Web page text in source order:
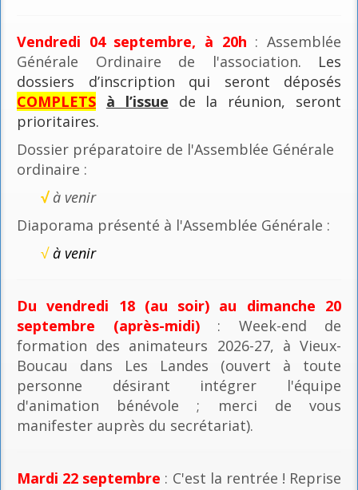
Vendredi 04 septembre, à 20h : Assemblée
Générale Ordinaire de l'association. Les
dossiers d’inscription qui seront déposés
COMPLETS à l’issue de la réunion, seront
prioritaires.
Dossier préparatoire de l'Assemblée Générale
ordinaire :
√ à venir
Diaporama présenté à l'Assemblée Générale :
√à venir
Du vendredi 18 (au soir) au dimanche 20
septembre (après-midi): Week-end de
formation des animateurs 2026-27, à Vieux-
Boucau dans Les Landes (ouvert à toute
personne désirant intégrer l'équipe
d'animation bénévole ; merci de vous
manifester auprès du secrétariat).
Mardi 22 septembre : C'est la rentrée ! Reprise